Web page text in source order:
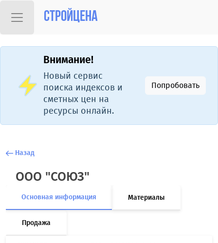
Стройцена
Внимание!
Новый сервис
поиска индексов и
сметных цен на
ресурсы онлайн.
Попробовать
Назад
ООО "СОЮЗ"
Основная информация Материалы
Продажа